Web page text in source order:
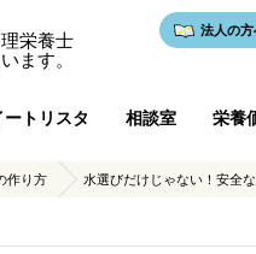
栄養士
ます。
法人の方
ートリスタ 相談室 栄養
作り方 水選びだけじゃない！安全